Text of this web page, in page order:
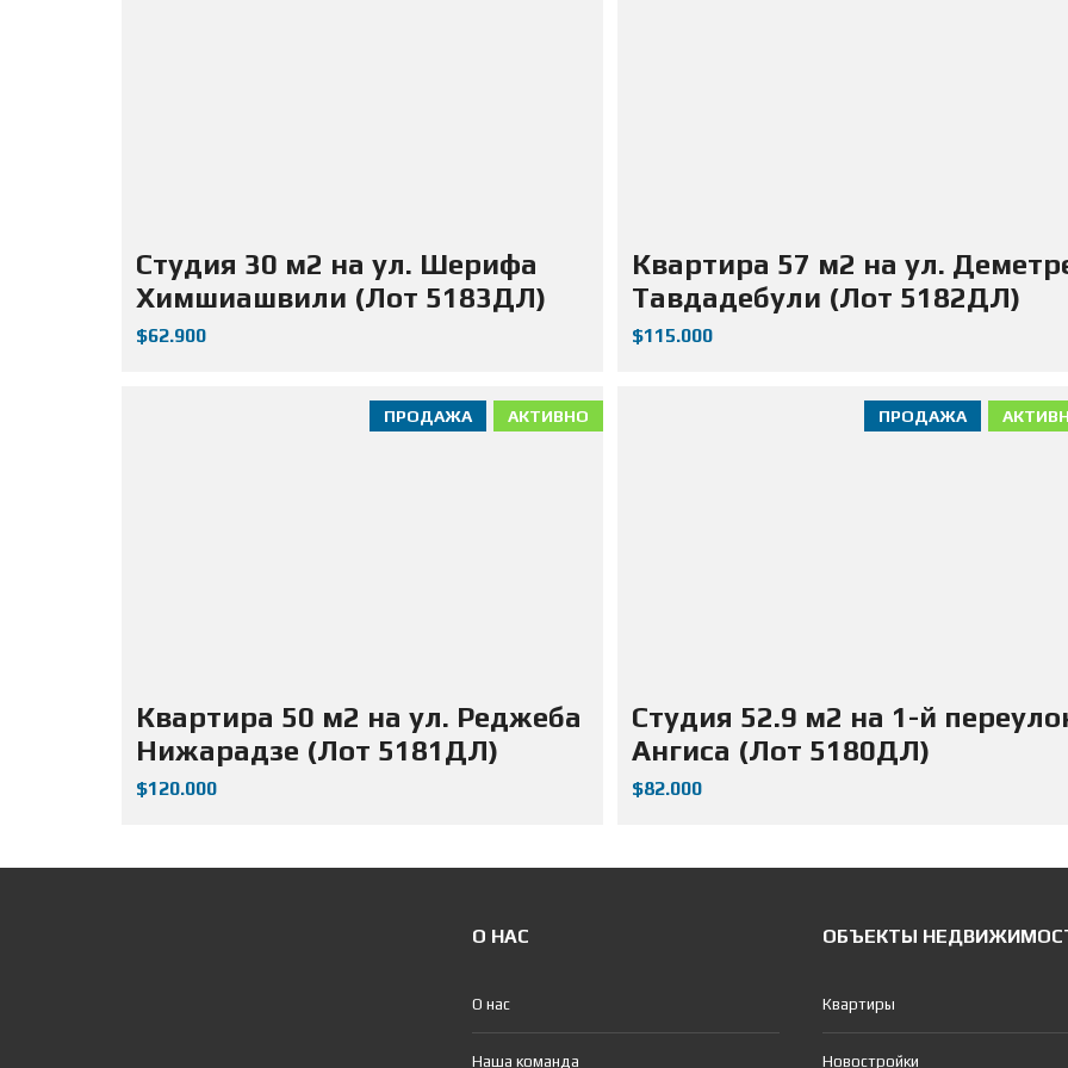
Студия 30 м2 на ул. Шерифа
Химшиашвили (Лот 5183ДЛ)
$62.900
Квартира 57 м2 на ул.
Тавдадебули (Лот 5182ДЛ)
$115.000
АКТИВНО
ПРОДАЖА
Квартира 50 м2 на ул. Реджеба
Нижарадзе (Лот 5181ДЛ)
$120.000
ПРОДАЖА
Студия 52.9 м2 на 1-й
Ангиса (Лот 5180ДЛ)
$82.000
О НАС
О нас
Наша команда
ОБЪЕКТЫ
Квартиры
Новостройки